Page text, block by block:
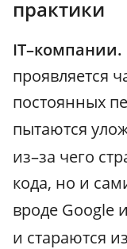
практики
IT–компании.
проявляется
постоянных
пытаются
из–за чего
кода, но и
вроде Google и
и стараются